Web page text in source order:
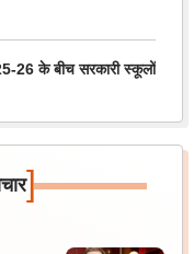
26 के बीच सरकारी स्कूलों
]